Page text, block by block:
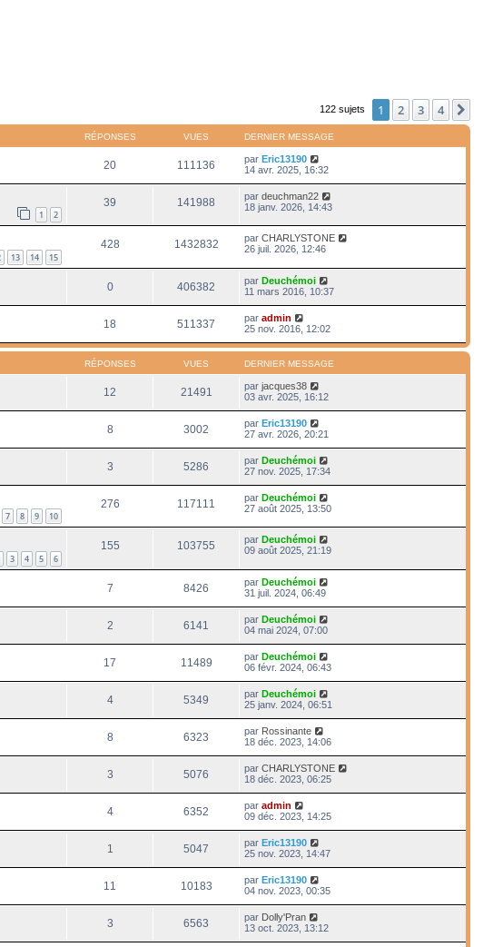
122 sujets 1 2 3 4
RÉPONSES VUES DERNIER MESSAGE
20 111136 parEric13190
14 avr. 2025, 16:32
1 2
39 141988 pardeuchman22
18 janv. 2026, 14:43
13 14 15
428 1432832 parCHARLYSTONE
26 juil. 2026, 12:46
0 406382 parDeuchémoi
11 mars 2016, 10:37
18 511337 paradmin
25 nov. 2016, 12:02
RÉPONSES VUES DERNIER MESSAGE
12 21491 parjacques38
03 avr. 2025, 16:12
8 3002 parEric13190
27 avr. 2026, 20:21
3 5286 parDeuchémoi
27 nov. 2025, 17:34
7 8 9 10
276 117111 parDeuchémoi
27 août 2025, 13:50
3 4 5 6
155 103755 par Deuchémoi
09 août 2025, 21:19
7 8426 parDeuchémoi
31 juil. 2024, 06:49
2 6141 parDeuchémoi
04 mai 2024, 07:00
17 11489 parDeuchémoi
06 févr. 2024, 06:43
4 5349 parDeuchémoi
25 janv. 2024, 06:51
8 6323 par Rossinante
18 déc. 2023, 14:06
3 5076 parCHARLYSTONE
18 déc. 2023, 06:25
4 6352 paradmin
09 déc. 2023, 14:25
1 5047 parEric13190
25 nov. 2023, 14:47
11 10183 parEric13190
04 nov. 2023, 00:35
3 6563 par Dolly'Pran
13 oct. 2023, 13:12